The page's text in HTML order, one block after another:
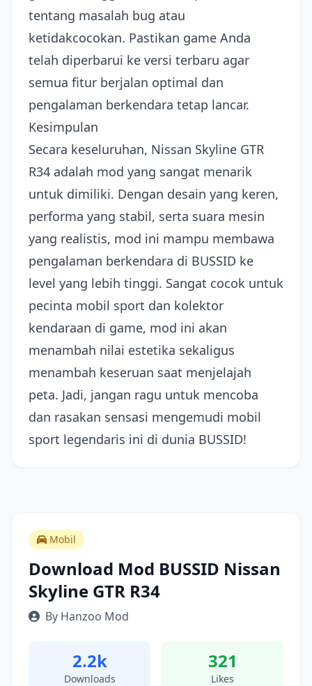
tentang masalah bug atau
ketidakcocokan. Pastikan game Anda
telah diperbarui ke versi terbaru agar
semua fitur berjalan optimal dan
pengalaman berkendara tetap lancar.
Kesimpulan
Secara keseluruhan, Nissan Skyline GTR
R34 adalah mod yang sangat menarik
untuk dimiliki. Dengan desain yang keren,
performa yang stabil, serta suara mesin
yang realistis, mod ini mampu membawa
pengalaman berkendara di BUSSID ke
level yang lebih tinggi. Sangat cocok untuk
pecinta mobil sport dan kolektor
kendaraan di game, mod ini akan
menambah nilai estetika sekaligus
menambah keseruan saat menjelajah
peta. Jadi, jangan ragu untuk mencoba
dan rasakan sensasi mengemudi mobil
sport legendaris ini di dunia BUSSID!
Mobil
Download Mod BUSSID Nissan
Skyline GTR R34
By Hanzoo Mod
2.2k
Downloads
321
Likes